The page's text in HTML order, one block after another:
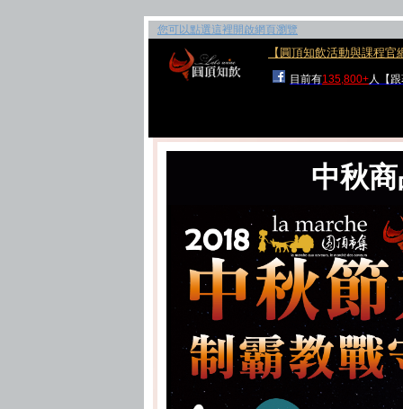
您可以點選這裡開啟網頁瀏覽
【圓頂知飲活動與課程官
目前有135,800+人【
中秋